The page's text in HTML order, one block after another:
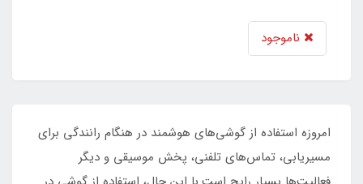
ناموجود
امروزه استفاده از گوشی‌های هوشمند در هنگام رانندگی برای
مسیریابی، تماس‌های تلفنی، پخش موسیقی و دیگر